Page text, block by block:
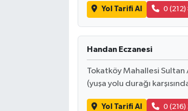
Yol Tarifi Al 0
Handan Eczanesi
Tokatköy Mahallesi Sultan
(yuşa yolu durağı
Yol Tarifi Al 0 (216)